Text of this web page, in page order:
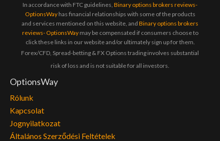
In accordance with FTC guidelines, Binary options brokers reviews-
OptionsWayhas financial relationships with some of the products
and services mentioned on this website, and Binary options brokers
reviews- OptionsWaymay be compensated if consumers choose to
click these links in our website and/or ultimately sign up for them.
Forex/CFD, Spread-betting & FX Options trading involves substantial
risk of loss and is not suitable for all investors.
OptionsWay
Rólunk
Kapcsolat
Jognyilatkozat
Általános Szerződési Feltételek